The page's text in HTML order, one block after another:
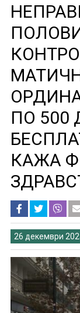
ПО 500
КАЖА
26 декември